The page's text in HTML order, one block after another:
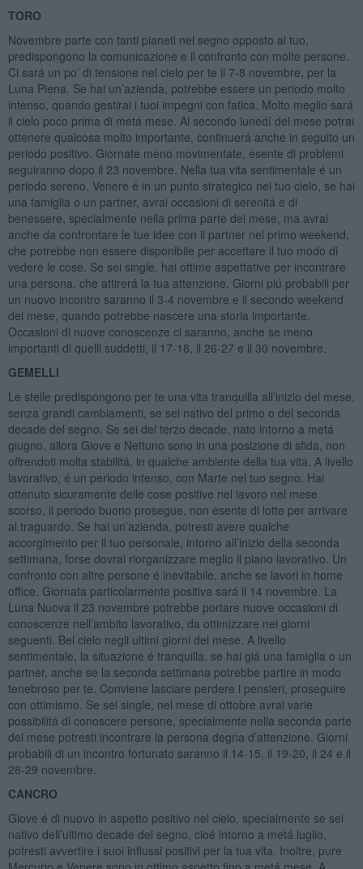
TORO
Novembre parte con tanti pianeti nel segno opposto al tuo,
predispongono la comunicazione e il confronto con molte persone.
Ci sará un po’ di tensione nel cielo per te il 7-8 novembre, per la
Luna Piena. Se hai un’azienda, potrebbe essere un periodo molto
intenso, quando gestirai i tuoi impegni con fatica. Molto meglio sará
il cielo poco prima di metá mese. Al secondo lunedí del mese potrai
ottenere qualcosa molto importante, continuerá anche in seguito un
periodo positivo. Giornate meno movimentate, esente di problemi
seguiranno dopo il 23 novembre. Nella tua vita sentimentale é un
periodo sereno. Venere é in un punto strategico nel tuo cielo, se hai
una famiglia o un partner, avrai occasioni di serenitá e di
benessere, specialmente nella prima parte del mese, ma avrai
anche da confrontare le tue idee con il partner nel primo weekend,
che potrebbe non essere disponibile per accettare il tuo modo di
vedere le cose. Se sei single, hai ottime aspettative per incontrare
una persona, che attirerá la tua attenzione. Giorni piú probabili per
un nuovo incontro saranno il 3-4 novembre e il secondo weekend
del mese, quando potrebbe nascere una storia importante.
Occasioni di nuove conoscenze ci saranno, anche se meno
importanti di quelli suddetti, il 17-18, il 26-27 e il 30 novembre.
GEMELLI
Le stelle predispongono per te una vita tranquilla all’inizio del mese,
senza grandi cambiamenti, se sei nativo del primo o del seconda
decade del segno. Se sei del terzo decade, nato intorno a metá
giugno, allora Giove e Nettuno sono in una posizione di sfida, non
offrendoti molta stabilitá, in qualche ambiente della tua vita. A livello
lavorativo, é un periodo intenso, con Marte nel tuo segno. Hai
ottenuto sicuramente delle cose positive nel lavoro nel mese
scorso, il periodo buono prosegue, non esente di lotte per arrivare
al traguardo. Se hai un’azienda, potresti avere qualche
accorgimento per il tuo personale, intorno all’inizio della seconda
settimana, forse dovrai riorganizzare meglio il piano lavorativo. Un
confronto con altre persone é inevitabile, anche se lavori in home
office. Giornata particolarmente positiva sará il 14 novembre. La
Luna Nuova il 23 novembre potrebbe portare nuove occasioni di
conoscenze nell’ambito lavorativo, da ottimizzare nei giorni
seguenti. Bel cielo negli ultimi giorni del mese. A livello
sentimentale, la situazione é tranquilla, se hai giá una famiglia o un
partner, anche se la seconda settimana potrebbe partire in modo
tenebroso per te. Conviene lasciare perdere i pensieri, proseguire
con ottimismo. Se sei single, nel mese di ottobre avrai varie
possibilitá di conoscere persone, specialmente nella seconda parte
del mese potresti incontrare la persona degna d’attenzione. Giorni
probabili di un incontro fortunato saranno il 14-15, il 19-20, il 24 e il
28-29 novembre.
CANCRO
Giove é di nuovo in aspetto positivo nel cielo, specialmente se sei
nativo dell’ultimo decade del segno, cioé intorno a metá luglio,
potresti avvertire i suoi influssi positivi per la tua vita. Inoltre, pure